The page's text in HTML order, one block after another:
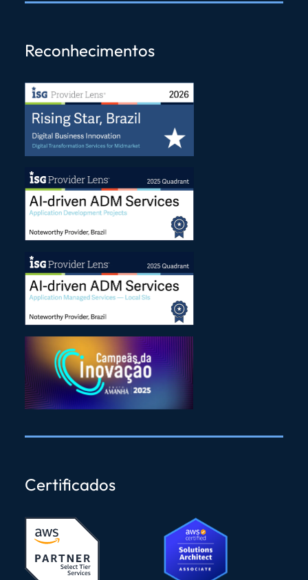
Reconhecimentos
Certificados